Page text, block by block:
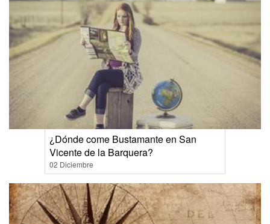
¿Dónde come Bustamante en San
Vicente de la Barquera?
02 Diciembre